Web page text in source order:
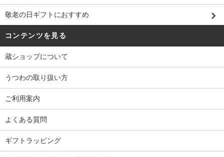
敬老の日ギフトにおすすめ
コンテンツを見る
蔵ショップについて
うつわの取り扱い方
ご利用案内
よくある質問
ギフトラッピング